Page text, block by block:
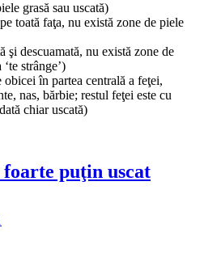
grasă sau uscată)
toată faţa, nu există zone de piele
şi descuamată, nu există zone de
strânge’)
obicei în partea centrală a feţei,
nas, bărbie; restul feţei este cu
chiar uscată)
puţin uscat